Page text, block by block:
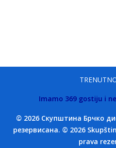
Imamo 369 gostiju i
© 2026 Скупштина Брчко
резервисана. © 2026
prava